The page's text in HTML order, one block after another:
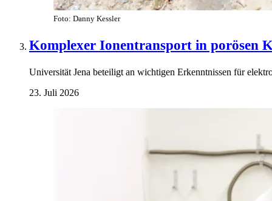
Foto: Danny Kessler
Komplexer Ionentransport in porösen
Universität Jena beteiligt an wichtigen Erkenntnissen für
23. Juli 2026